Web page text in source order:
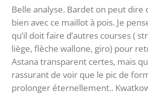
Belle analyse. Bardet on peut dire
bien avec ce maillot à pois. Je
qu’il doit faire d’autres courses (
liège, flèche wallone, giro) pour
Astana transparent certes, mais
rassurant de voir que le pic de
prolonger éternellement..